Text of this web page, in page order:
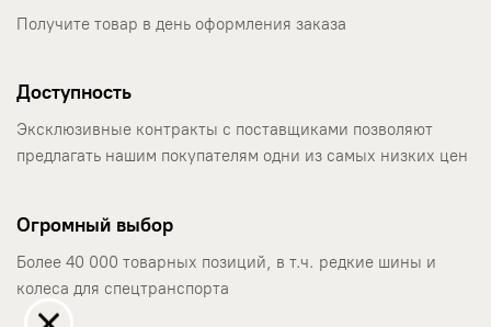
Получите товар в день оформления заказа
Доступность
Эксклюзивные контракты с поставщиками позволяют
предлагать нашим покупателям одни из самых низких цен
Огромный выбор
Более 40 000 товарных позиций, в т.ч. редкие шины и
колеса для спецтранспорта